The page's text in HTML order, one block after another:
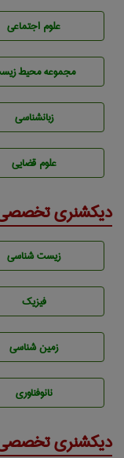
علوم اجتماعی
مجموعه محيط
زبانشناسی
علوم قضایی
دیکشنری تخصصی
زيست شناسی
فیزیک
زمين شناسی
نانوفناوری
دیکشنری